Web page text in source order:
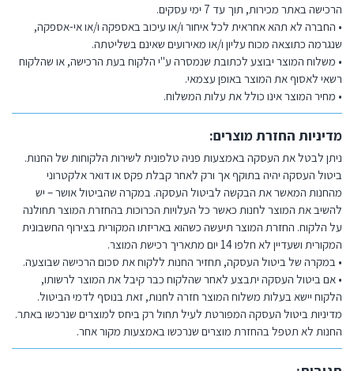
הרכישה באתר מכירות, תוך עד 7 ימי עסקים.
• החברה לא תהא אחראית לכל איחור ו/או עיכוב באספקה ו/או אי-אספקה,
שנגרמה כתוצאה מכוח עליון ו/או מאירועים שאינם בשליטתה.
• משלוח המוצר יבוצע לכתובת שנמסרה ע"י הלקוח בעת הרכישה, או שהלקוח
רשאי לאסוף את המוצר באופן עצמאי.
• מחיר המוצר אינו כולל את עלות המשלוח.
מדיניות החזרת מוצרים:
ניתן לבטל את העסקה באמצעות פניה טלפונית לשירות הלקוחות של החנות.
ביטול העסקה יהיה בתוקף אך ורק לאחר קבלת פקס או דואר אלקטרוני
מהחנות המאשר את הבקשה לביטול העסקה. במקרה שהביטול אושר – יש
להשיב את המוצר לחנות כאשר כל העלויות הכרוכות בהחזרת המוצר תחולנה
על הלקוח. החזרת המוצר תיעשה כשהוא באריזתו המקורית בצירוף החשבונית
המקורית ושעדיין לא חלפו 14 יום מתאריך רכישת המוצר.
• במקרה של ביטול העסקה, תחזיר החנות ללקוח את סכום הרכישה שבוצעה.
• אם ביטול העסקה יתבצע לאחר שהלקוח כבר קיבל את המוצר לרשותו,
הלקוח יישא בעלות משלוח המוצר חזרה לחנות, זאת בנוסף לדמי הביטול.
מדיניות ביטול העסקה המפורטת לעיל תחול רק ביחס למוצרים שנרכשו באתר.
החנות לא תטפל בהחזרת מוצרים שנרכשו באמצעות מקור אחר.